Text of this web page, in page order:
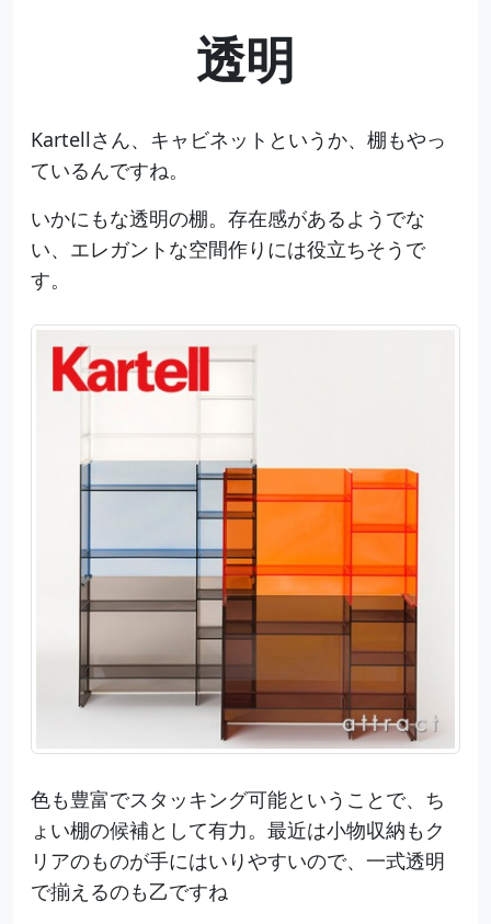
透明
Kartellさん、キャビネットというか、棚もやっ
ているんですね。
いかにもな透明の棚。存在感があるようでな
い、エレガントな空間作りには役立ちそうで
す。
色も豊富でスタッキング可能ということで、ち
ょい棚の候補として有力。最近は小物収納もク
リアのものが手にはいりやすいので、一式透明
で揃えるのも乙ですね